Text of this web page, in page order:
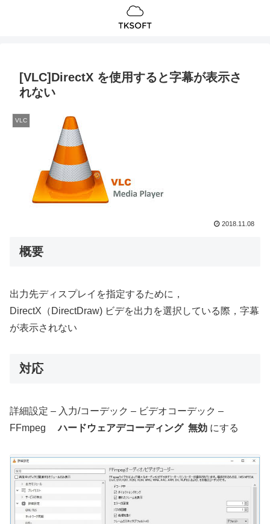
[VLC]DirectX を使用すると字幕が表示さ
れない
VLC
2018.11.08
概要
出力先ディスプレイを指定するために，
DirectX（DirectDraw) ビデを出力を選択している際，字幕
が表示されない
対応
詳細設定 – 入力/コーデック – ビデオコーデック –
FFmpegハードウェアデコーディング 無効 にする